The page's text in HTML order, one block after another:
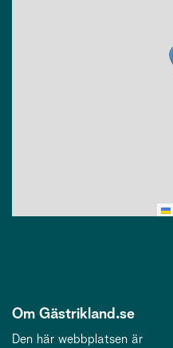
Om Gästrikland.se
Den här webbplatsen är